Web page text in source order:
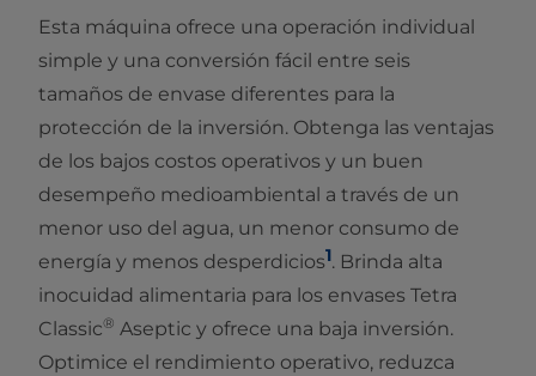
Esta máquina ofrece una operación individual
simple y una conversión fácil entre seis
tamaños de envase diferentes para la
protección de la inversión. Obtenga las ventajas
de los bajos costos operativos y un buen
desempeño medioambiental a través de un
menor uso del agua, un menor consumo de
energía y menos desperdicios1. Brinda alta
inocuidad alimentaria para los envases Tetra
Classic® Aseptic y ofrece una baja inversión.
Optimice el rendimiento operativo, reduzca